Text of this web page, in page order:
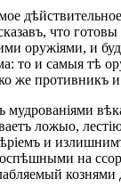
что
оружіями, и
то и самыя тѣ
же противникъ
мудрованіями
ложыо,
и
на
кознями